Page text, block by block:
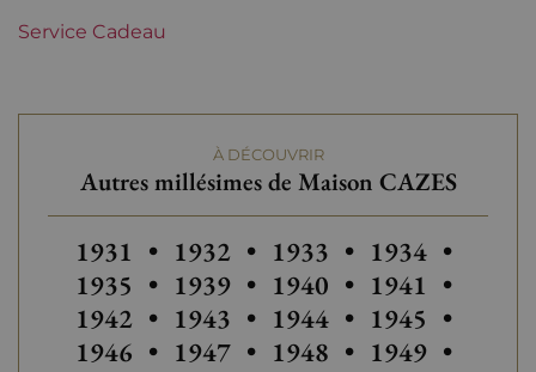
Languedoc-Roussillon
Service Cadeau
À DÉCOUVRIR
Autres millésimes de Maison CAZES
Autres millésimes de Maison CAZES
1931 • Autres millésimes de Maison
1932 • Autres millésimes de
1933 • Autres
1934 •
1935 • Autres millésimes de Maison
1939 • Autres millésimes de
1940 • Autres
1941 •
1942 • Autres millésimes de Maison
1943 • Autres millésimes de
1944 • Autres
1945 •
1946 • Autres millésimes de Maison
1947 • Autres millésimes de
1948 • Autres
1949 •